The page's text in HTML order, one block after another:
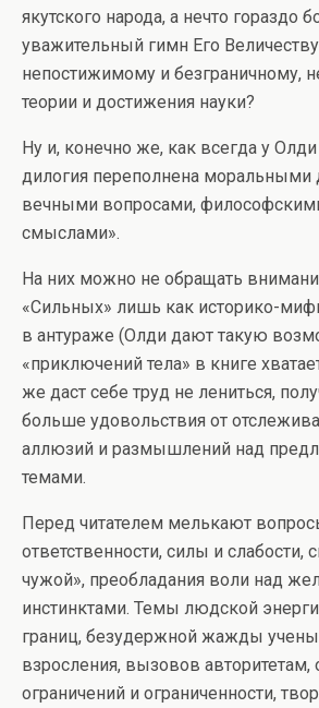
якутского народа, а нечто гораздо
уважительный гимн Его
непостижимому и безграничному,
теории и достижения науки?
Ну и, конечно же, как всегда у Олди
дилогия переполнена
вечными вопросами,
смыслами».
На них можно не обращать
«Сильных» лишь как историко-
в антураже (Олди дают такую
«приключений тела» в книге
же даст себе труд не лениться,
больше удовольствия от
аллюзий и размышлений над
темами.
Перед читателем мелькают
ответственности, силы и слабости,
чужой», преобладания воли над
инстинктами. Темы людской
границ, безудержной жажды
взросления, вызовов авторитетам,
ограничений и ограниченности,